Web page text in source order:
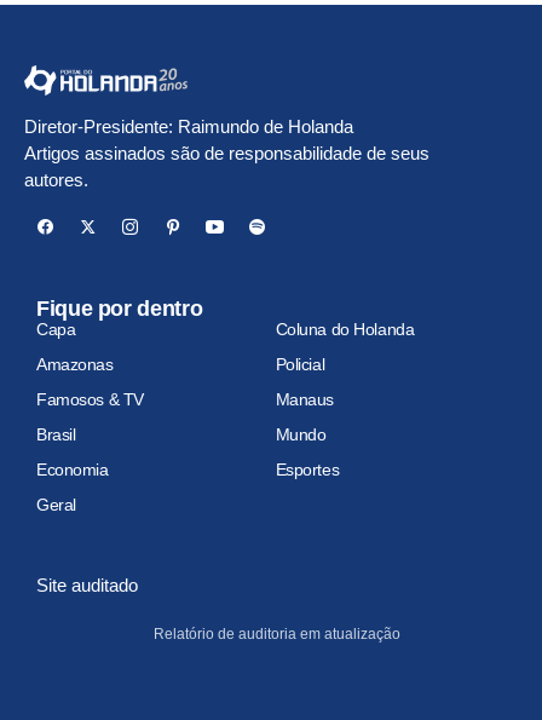
Diretor-Presidente: Raimundo de Holanda
Artigos assinados são de responsabilidade de seus
autores.
Fique por dentro
Capa
Coluna do Holanda
Amazonas
Policial
Famosos & TV
Manaus
Brasil
Mundo
Economia
Esportes
Geral
Site auditado
Relatório de auditoria em atualização